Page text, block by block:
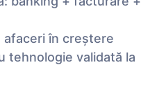
în creștere
validată la